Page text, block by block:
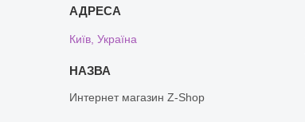
Київ, Україна
Интернет магазин Z-Shop